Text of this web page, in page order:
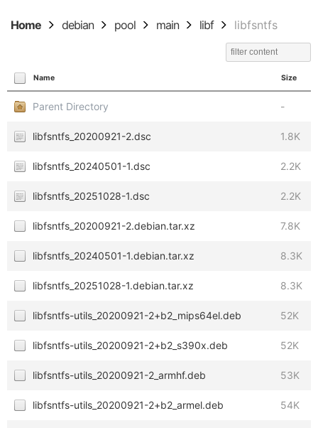
Home debian pool main libf libfsntfs
Name Size
Parent Directory -
libfsntfs_20200921-2.dsc 1.8K
libfsntfs_20240501-1.dsc 2.2K
libfsntfs_20251028-1.dsc 2.2K
libfsntfs_20200921-2.debian.tar.xz 7.8K
libfsntfs_20240501-1.debian.tar.xz 8.3K
libfsntfs_20251028-1.debian.tar.xz 8.3K
libfsntfs-utils_20200921-2+b2_mips64el.deb 52K
libfsntfs-utils_20200921-2+b2_s390x.deb 52K
libfsntfs-utils_20200921-2_armhf.deb 53K
libfsntfs-utils_20200921-2+b2_armel.deb 54K